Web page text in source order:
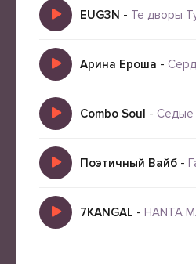
EUG3N - Те дворы
Арина Ероша -
Combo Soul - Седые
Поэтичный Вайб -
7KANGAL - HANTA